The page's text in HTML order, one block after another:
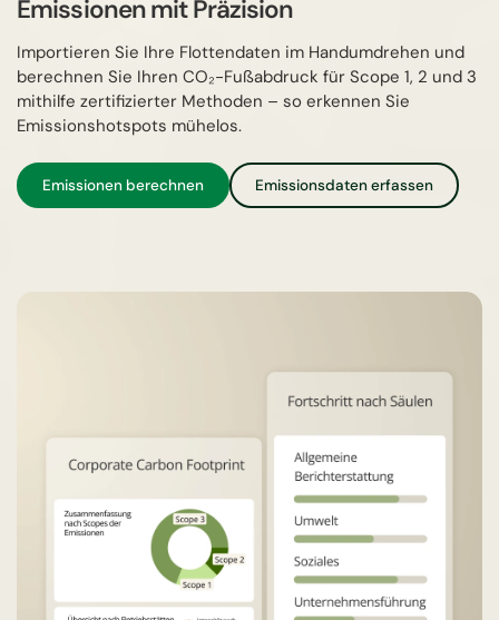
Emissionen mit Präzision
Importieren Sie Ihre Flottendaten im Handumdrehen und
berechnen Sie Ihren CO₂-Fußabdruck für Scope 1, 2 und 3
mithilfe zertifizierter Methoden – so erkennen Sie
Emissionshotspots mühelos.
Emissionen berechnen Emissionsdaten erfassen